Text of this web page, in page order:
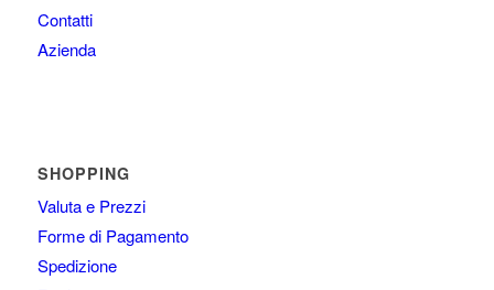
Contatti
Azienda
SHOPPING
Valuta e Prezzi
Forme di Pagamento
Spedizione